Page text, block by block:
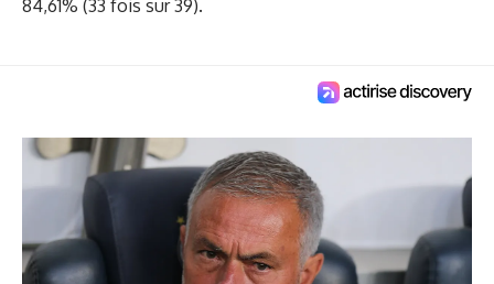
84,61% (33 fois sur 39).